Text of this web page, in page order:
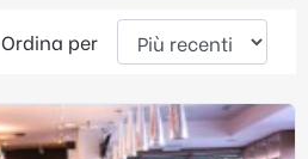
Ordina per